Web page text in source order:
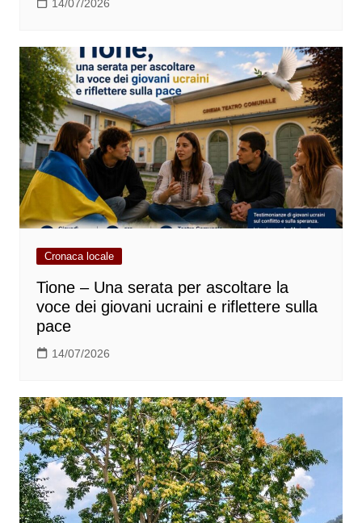
14/07/2026
Cronaca locale
Tione – Una serata per ascoltare la
voce dei giovani ucraini e riflettere sulla
pace
14/07/2026